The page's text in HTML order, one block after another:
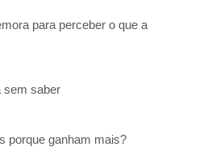
para perceber o que a
sem saber
porque ganham mais?